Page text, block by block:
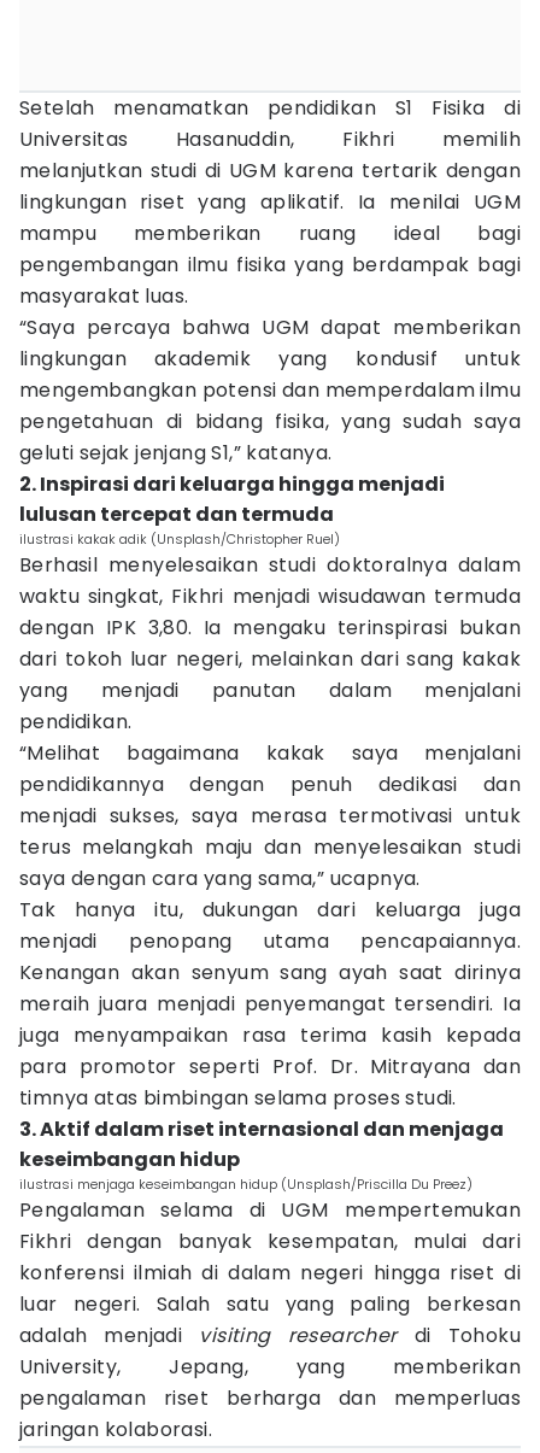
Setelah menamatkan pendidikan S1 Fisika di
Universitas Hasanuddin, Fikhri memilih
melanjutkan studi di UGM karena tertarik dengan
lingkungan riset yang aplikatif. Ia menilai UGM
mampu memberikan ruang ideal bagi
pengembangan ilmu fisika yang berdampak bagi
masyarakat luas.
“Saya percaya bahwa UGM dapat memberikan
lingkungan akademik yang kondusif untuk
mengembangkan potensi dan memperdalam ilmu
pengetahuan di bidang fisika, yang sudah saya
geluti sejak jenjang S1,” katanya.
2. Inspirasi dari keluarga hingga menjadi
lulusan tercepat dan termuda
ilustrasi kakak adik (Unsplash/Christopher Ruel)
Berhasil menyelesaikan studi doktoralnya dalam
waktu singkat, Fikhri menjadi wisudawan termuda
dengan IPK 3,80. Ia mengaku terinspirasi bukan
dari tokoh luar negeri, melainkan dari sang kakak
yang menjadi panutan dalam menjalani
pendidikan.
“Melihat bagaimana kakak saya menjalani
pendidikannya dengan penuh dedikasi dan
menjadi sukses, saya merasa termotivasi untuk
terus melangkah maju dan menyelesaikan studi
saya dengan cara yang sama,” ucapnya.
Tak hanya itu, dukungan dari keluarga juga
menjadi penopang utama pencapaiannya.
Kenangan akan senyum sang ayah saat dirinya
meraih juara menjadi penyemangat tersendiri. Ia
juga menyampaikan rasa terima kasih kepada
para promotor seperti Prof. Dr. Mitrayana dan
timnya atas bimbingan selama proses studi.
3. Aktif dalam riset internasional dan menjaga
keseimbangan hidup
ilustrasi menjaga keseimbangan hidup (Unsplash/Priscilla Du Preez)
Pengalaman selama di UGM mempertemukan
Fikhri dengan banyak kesempatan, mulai dari
konferensi ilmiah di dalam negeri hingga riset di
luar negeri. Salah satu yang paling berkesan
adalah menjadi visiting researcherdi Tohoku
University, Jepang, yang memberikan
pengalaman riset berharga dan memperluas
jaringan kolaborasi.